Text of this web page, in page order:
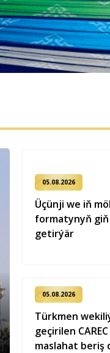
05.08.2026
Üçünji we iň
formatynyň
getirýär
05.08.2026
Türkmen
geçirilen
maslahat beriş